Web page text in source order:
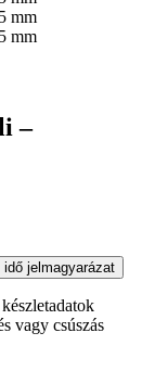
–
jelmagyarázat
vagy csúszás